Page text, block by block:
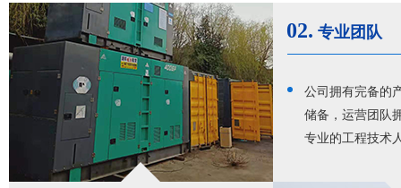
02. 专业团队
公司拥有完备的
储备，运营团队
专业的工程技术